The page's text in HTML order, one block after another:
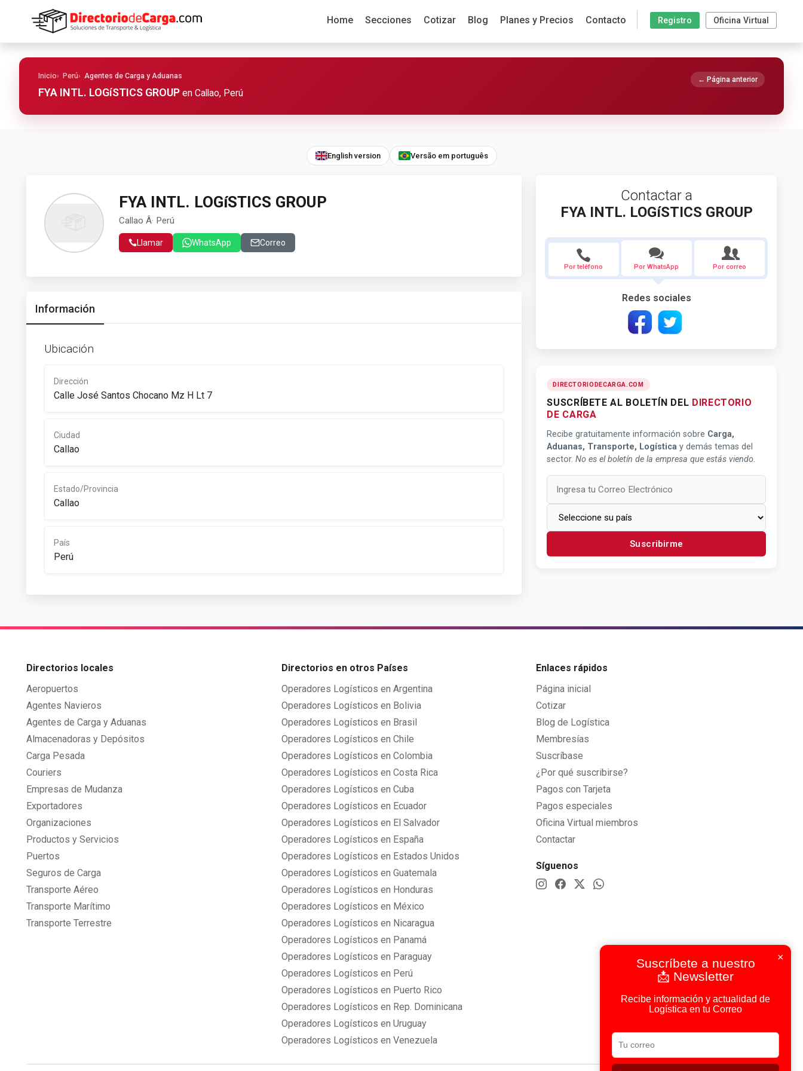
Registro Oficina Virtual
Home Secciones Cotizar Blog Planes y Precios Contacto
Inicio Perú Agentes de Carga y Aduanas
FYA INTL. LOGíSTICS GROUP en Callao, Perú
← Página anterior
English version Versão em português
FYA INTL. LOGíSTICS GROUP
Callao Â· Perú
Llamar WhatsApp Correo
Información
Ubicación
Dirección
Calle José Santos Chocano Mz H Lt 7
Ciudad
Callao
Estado/Provincia
Callao
País
Perú
Contactar a
FYA INTL. LOGíSTICS GROUP
Por teléfono Por WhatsApp Por correo
Redes sociales
DIRECTORIODECARGA.COM
SUSCRÍBETE AL BOLETÍN DEL DIRECTORIO
DE CARGA
Recibe gratuitamente información sobre Carga,
Aduanas, Transporte, Logística y demás temas del
sector.No es el boletín de la empresa que estás viendo.
Suscribirme
×
Suscríbete a nuestro
📩 Newsletter
Recibe información y actualidad de
Logística en tu Correo
Directorios locales
Aeropuertos
Agentes Navieros
Agentes de Carga y Aduanas
Almacenadoras y Depósitos
Carga Pesada
Couriers
Empresas de Mudanza
Exportadores
Organizaciones
Productos y Servicios
Puertos
Seguros de Carga
Transporte Aéreo
Transporte Marítimo
Transporte Terrestre
Directorios en otros Países
Operadores Logísticos en Argentina
Operadores Logísticos en Bolivia
Operadores Logísticos en Brasil
Operadores Logísticos en Chile
Operadores Logísticos en Colombia
Operadores Logísticos en Costa Rica
Operadores Logísticos en Cuba
Operadores Logísticos en Ecuador
Operadores Logísticos en El Salvador
Operadores Logísticos en España
Operadores Logísticos en Estados Unidos
Operadores Logísticos en Guatemala
Operadores Logísticos en Honduras
Operadores Logísticos en México
Operadores Logísticos en Nicaragua
Operadores Logísticos en Panamá
Operadores Logísticos en Paraguay
Operadores Logísticos en Perú
Operadores Logísticos en Puerto Rico
Operadores Logísticos en Rep. Dominicana
Operadores Logísticos en Uruguay
Operadores Logísticos en Venezuela
Enlaces rápidos
Página inicial
Cotizar
Blog de Logística
Membresías
Suscríbase
¿Por qué suscribirse?
Pagos con Tarjeta
Pagos especiales
Oficina Virtual miembros
Contactar
Síguenos